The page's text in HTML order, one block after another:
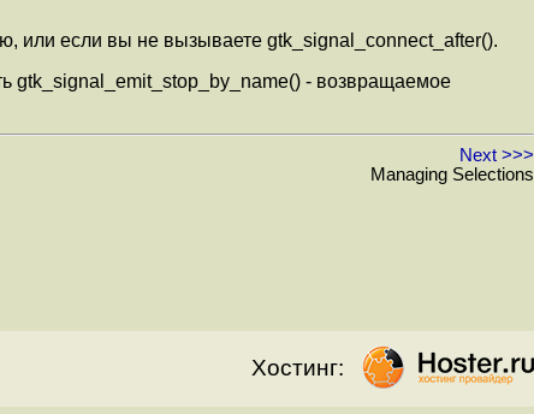
или если вы не вызываете gtk_signal_connect_after().
gtk_signal_emit_stop_by_name() - возвращаемое
Next >>>
Managing Selections
Хостинг: